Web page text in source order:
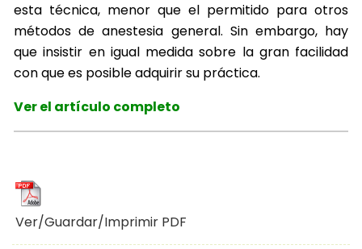
esta técnica, menor que el permitido para otros
métodos de anestesia general. Sin embargo, hay
que insistir en igual medida sobre la gran facilidad
con que es posible adquirir su práctica.
Ver el artículo completo
Ver/Guardar/Imprimir PDF